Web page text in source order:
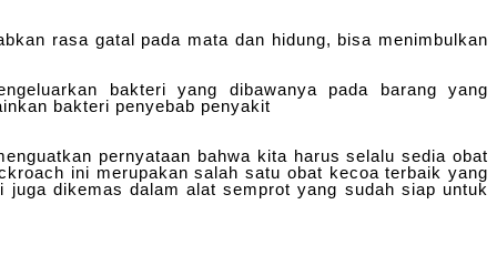
rasa gatal pada mata dan hidung, bisa menimbulkan
bakteri yang dibawanya pada barang yang
bakteri penyebab penyakit
pernyataan bahwa kita harus selalu sedia obat
ini merupakan salah satu obat kecoa terbaik yang
dikemas dalam alat semprot yang sudah siap untuk